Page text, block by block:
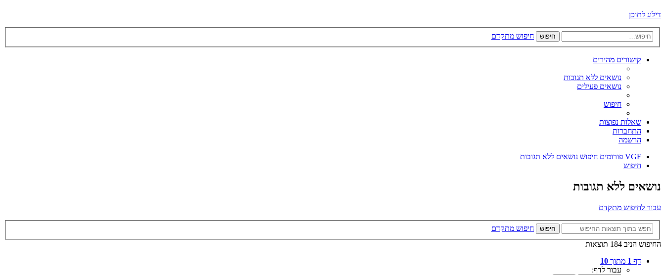
דילוג לתוכן
חיפוש חיפוש מתקדם
קישורים מהירים
נושאים ללא תגובות
נושאים פעילים
חיפוש
שאלות נפוצות
התחברות
הרשמה
VGF פורומים חיפוש נושאים ללא תגובות
חיפוש
נושאים ללא תגובות
עבור לחיפוש מתקדם
חיפוש
חיפוש מתקדם
החיפוש הניב 184 תוצאות
דף 1 מתוך 10
עבור לדף: